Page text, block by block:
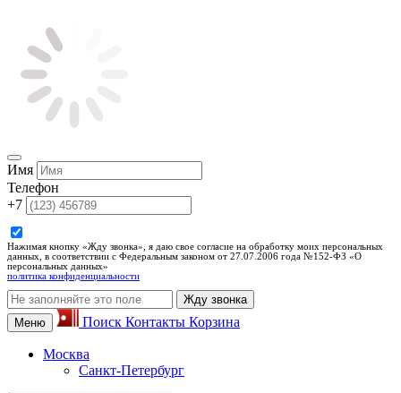
Имя
Телефон
+7
Нажимая кнопку «Жду звонка», я даю свое согласие на обработку моих персональных
данных, в соответствии с Федеральным законом от 27.07.2006 года №152-ФЗ «О
персональных данных»
политика конфиденциальности
Жду звонка
Меню
Поиск Контакты Корзина
Москва
Санкт-Петербург